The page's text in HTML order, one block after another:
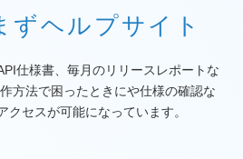
ずヘルプサイト
仕様書、毎月のリリースレポートな
方法で困ったときにや仕様の確認な
クセスが可能になっています。